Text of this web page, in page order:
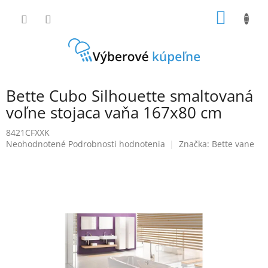
Bette Cubo Silhouette smaltovaná
voľne stojaca vaňa 167x80 cm
8421CFXXK
Priemerné
Neohodnotené Podrobnosti hodnotenia Značka: Bette vane